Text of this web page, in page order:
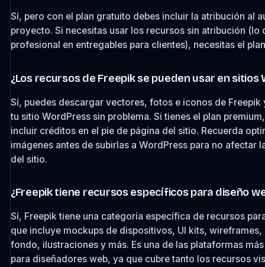
Sí, pero con el plan gratuito debes incluir la atribución al
proyecto. Si necesitas usar los recursos sin atribución (lo
profesional en entregables para clientes), necesitas el
¿Los recursos de Freepik se pueden usar en sitios
Sí, puedes descargar vectores, fotos e iconos de Freepik
tu sitio WordPress sin problema. Si tienes el plan
incluir créditos en el pie de página del sitio. Recuerda
imágenes antes de subirlas a WordPress para no afectar
del sitio.
¿Freepik tiene recursos específicos para diseño
Sí, Freepik tiene una categoría específica de recursos
que incluye mockups de dispositivos, UI kits, wireframes,
fondo, ilustraciones y más. Es una de las plataformas
para diseñadores web, ya que cubre tanto los recursos